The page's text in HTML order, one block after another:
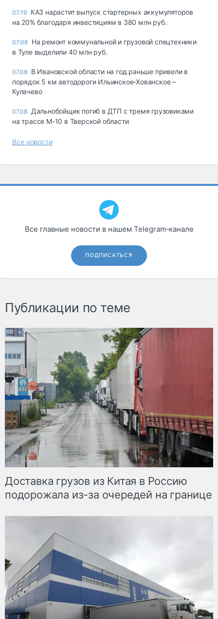
07:19 КАЗ нарастит выпуск стартерных аккумуляторов
на 20% благодаря инвестициям в 380 млн руб.
07:06 На ремонт коммунальной и грузовой спецтехники
в Туле выделили 40 млн руб.
07.08 В Ивановской области на год раньше привели в
порядок 5 км автодороги Ильинское-Хованское –
Кулачево
07.08 Дальнобойщик погиб в ДТП с тремя грузовиками
на трассе М-10 в Тверской области
Все новости
Все главные новости в нашем Telegram‑канале
ПОДПИСАТЬСЯ
Публикации по теме
Доставка грузов из Китая в Россию
подорожала из-за очередей на границе